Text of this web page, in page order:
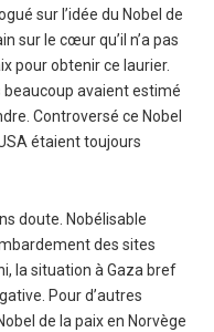
sur l’idée du Nobel de
sur le cœur qu’il n’a pas
pour obtenir ce laurier.
beaucoup avaient estimé
Controversé ce Nobel
étaient toujours
doute. Nobélisable
des sites
la situation à Gaza bref
Pour d’autres
de la paix en Norvège